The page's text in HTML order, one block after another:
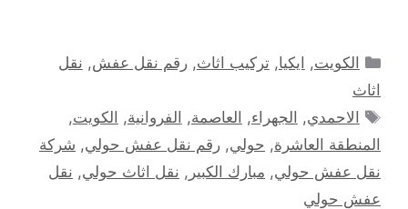
التصنيفات
الكويت, ايكيا,تركيب اثاث,رقم نقل عفش, نقل
اثاث
الوسوم
الاحمدي, الجهراء, العاصمة, الفروانية, الكويت,
المنطقة العاشرة, حولي, رقم نقل عفش حولي, شركة
نقل عفش حولي, مبارك الكبير , نقل اثاث حولي, نقل
عفش حولي